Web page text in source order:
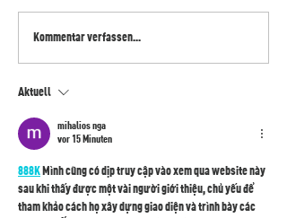
NIU erneuert seine NQI
Sport Modelle und vergibt
Kommentar verfassen...
Aktuell
mihalios nga
vor 15 Minuten
888K Mình cũng có dịp truy cập vào xem qua website này
sau khi thấy được một vài người giới thiệu, chủ yếu để
tham khảo cách họ xây dựng giao diện và trình bày các